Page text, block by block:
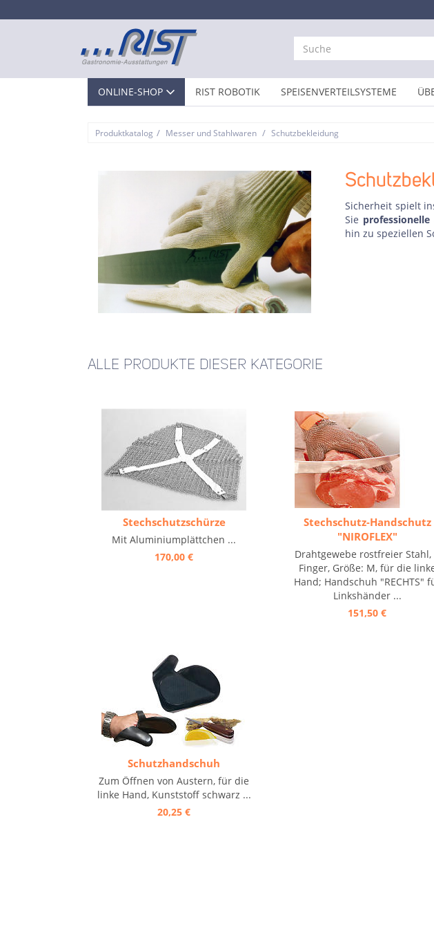
ONLINE-SHOP RIST ROBOTIK SPEISENVERTEILSYSTEME
Produktkatalog / Messer und Stahlwaren / Schutzbekleidung
Sicherheit spielt
Sie professionelle
hin zu speziellen
ALLE PRODUKTE DIESER KATEGORIE
Stechschutzschürze
Mit Aluminiumplättchen ...
170,00 €
Stechschutz-Handschutz
"NIROFLEX"
Drahtgewebe rostfreier Stahl,
Finger, Größe: M, für die
Hand; Handschuh "RECHTS"
Linkshänder ...
151,50 €
Schutzhandschuh
Zum Öffnen von Austern, für die
linke Hand, Kunststoff schwarz ...
20,25 €